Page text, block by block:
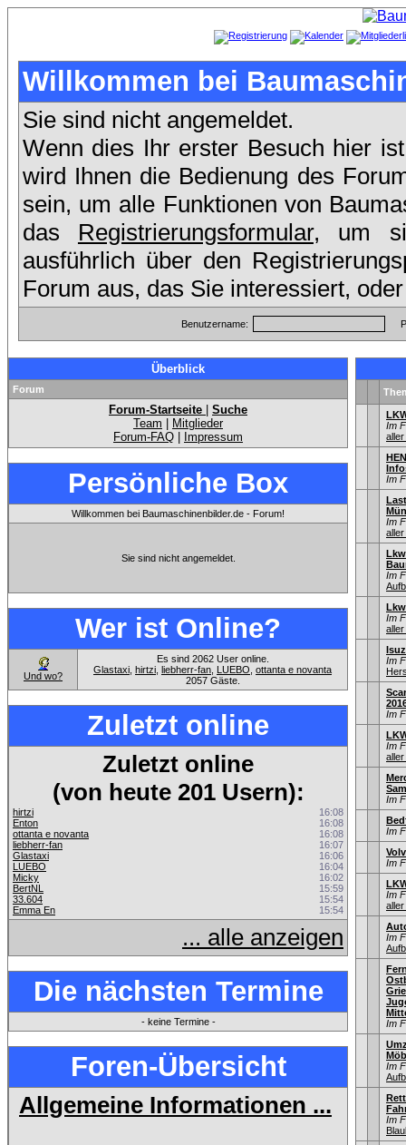
Willkommen bei
Sie sind nicht angemeldet.
Wenn dies Ihr erster Besuch hier
wird Ihnen die Bedienung des
sein, um alle Funktionen von
das Registrierungsformular, um
ausführlich über den
Forum aus, das Sie interessiert,
Benutzername:
Überblick
Forum
Forum-Startseite
Suche
Team
Mitglieder
Forum-FAQ
Impressum
Persönliche Box
Willkommen bei Baumaschinenbilder.de - Forum!
Sie sind nicht angemeldet.
Wer ist Online?
Und wo?
Es sind 2062 User online.
Glastaxi hirtzi liebherr-fan LUEBO ottanta e novanta
2057 Gäste.
Zuletzt online
Zuletzt online
(von heute 201 Usern):
hirtzi
16:08
Enton
16:08
ottanta e novanta
16:08
liebherr-fan
16:07
Glastaxi
16:06
LUEBO
16:04
Micky
16:02
BertNL
15:59
33.604
15:54
Emma En
15:54
... alle anzeigen
Die nächsten Termine
- keine Termine -
Foren-Übersicht
Allgemeine Informationen ...
Im
aller
Im
Im
aller
Im
Im
aller
Im
Im
Im
aller
Im
Im
Im
Im
aller
Im
Im
Im
Im